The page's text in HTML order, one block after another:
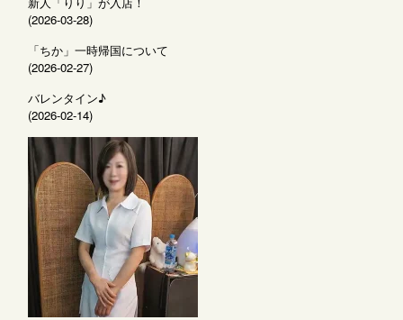
(2026-03-28)
「ちか」一時帰国について
(2026-02-27)
バレンタイン♪
(2026-02-14)